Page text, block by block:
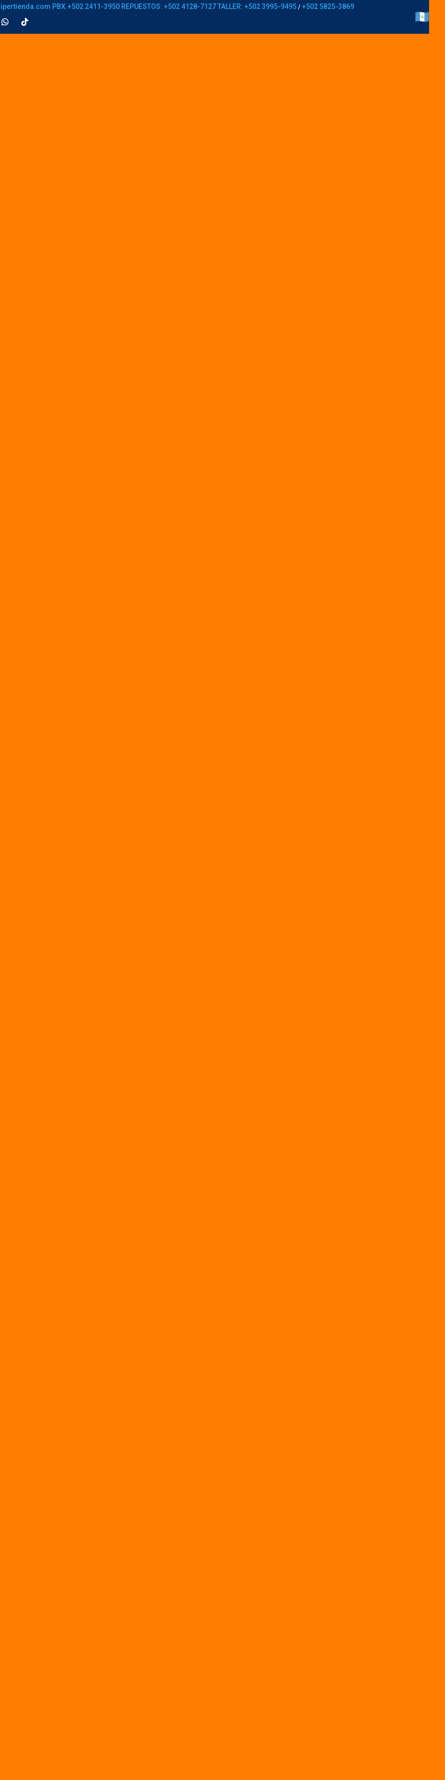
PBX.+502 2411-3950 REPUESTOS: +502 4128-7127 TALLER: +502 3995-9495/ +502 5825-3869